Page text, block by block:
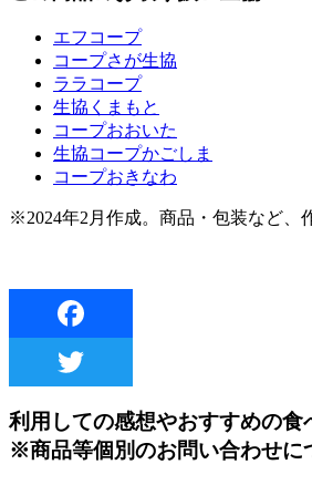
エフコープ
コープさが生協
ララコープ
生協くまもと
コープおおいた
生協コープかごしま
コープおきなわ
※2024年2月作成。商品・包装など、
利用しての感想やおすすめの食
※商品等個別のお問い合わせに